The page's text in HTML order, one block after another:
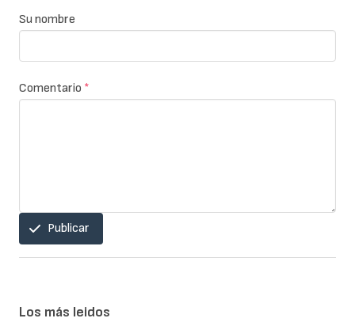
Su nombre
Comentario *
Publicar
Los más leidos